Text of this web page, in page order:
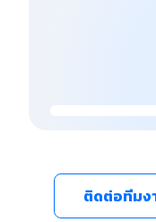
ติดต่อทีมง